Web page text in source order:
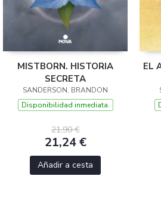
MISTBORN. HISTORIA
SECRETA
SANDERSON, BRANDON
Disponibilidad inmediata.
21,90 €
21,24 €
Añadir a cesta
EL